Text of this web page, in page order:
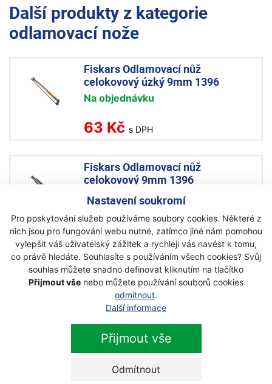
Nastavení soukromí
Pro poskytování služeb používáme soubory cookies. Některé z
nich jsou pro fungování webu nutné, zatímco jiné nám pomohou
vylepšit váš uživatelský zážitek a rychleji vás navést k tomu,
co právě hledáte. Souhlasíte s používáním všech cookies? Svůj
souhlas můžete snadno definovat kliknutím na tlačítko
Přijmout vše nebo můžete používání souborů cookies
odmítnout.
Další informace
Přijmout vše
Odmítnout
Další produkty z kategorie
odlamovací nože
Fiskars Odlamovací nůž
celokovový úzký 9mm 1396
Na objednávku
63 Kč s DPH
Fiskars Odlamovací nůž
celokovový 9mm 1396
Na objednávku
95 Kč s DPH
Fiskars Odlamovací nůž
celokovový 18mm 1395
Na objednávku
169 Kč
149 Kč s DPH
Fiskars Odlamovací nůž se
zásobníkem 9mm 1399